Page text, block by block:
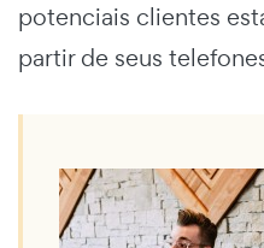
potenciais clientes
partir de seus